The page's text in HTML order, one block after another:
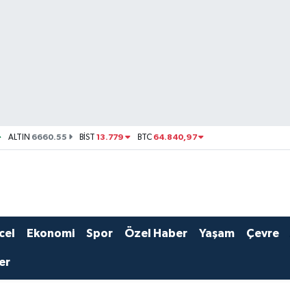
ALTIN 6660.55 BİST13.779 BTC 64.840,97
Ekonomi Spor Özel Haber Yaşam Çevre